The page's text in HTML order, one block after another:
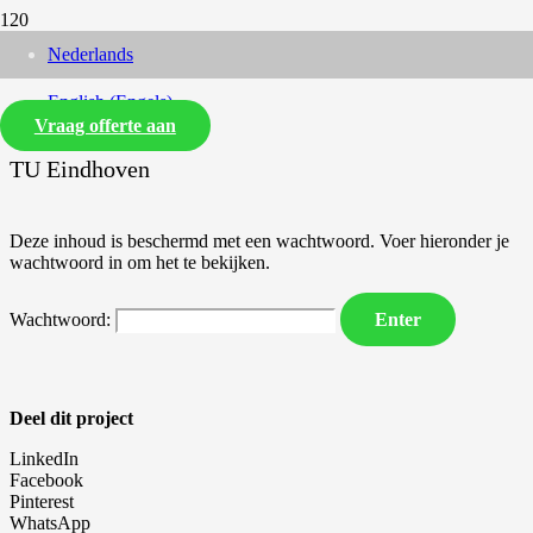
Nederlands
English(Engels)
Vraag offerte aan
TU Eindhoven
Deze inhoud is beschermd met een wachtwoord. Voer hieronder je
wachtwoord in om het te bekijken.
Wachtwoord:
Deel dit project
LinkedIn
Facebook
Pinterest
WhatsApp